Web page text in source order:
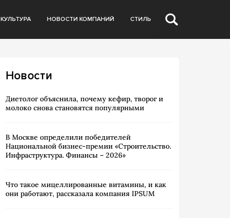
КУЛЬТУРА НОВОСТИ КОМПАНИЙ СТИЛЬ
Новости
Диетолог объяснила, почему кефир, творог и
молоко снова становятся популярными
В Москве определили победителей
Национальной бизнес-премии «Строительство.
Инфраструктура. Финансы – 2026»
Что такое мицеллированные витамины, и как
они работают, рассказала компания IPSUM